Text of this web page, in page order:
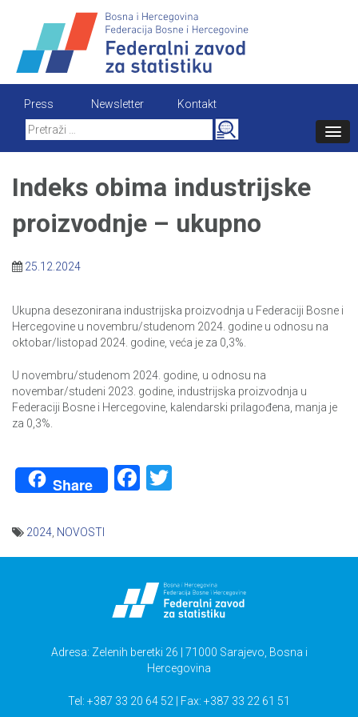
content
Press Newsletter
Kontakt
Search
for:
Indeks obima industrijske
proizvodnje – ukupno
25.12.2024
Ukupna desezonirana industrijska proizvodnja u Federaciji Bosne i
Hercegovine u novembru/studenom 2024. godine u odnosu na
oktobar/listopad 2024. godine, veća je za 0,3%.
U novembru/studenom 2024. godine, u odnosu na
novembar/studeni 2023. godine, industrijska proizvodnja u
Federaciji Bosne i Hercegovine, kalendarski prilagođena, manja je
za 0,3%.
Share Facebook
2024 NOVOSTI
Adresa: Zelenih beretki 26 | 71000 Sarajevo, Bosna i
Hercegovina
Tel: +387 33 20 64 52 | Fax: +387 33 22 61 51